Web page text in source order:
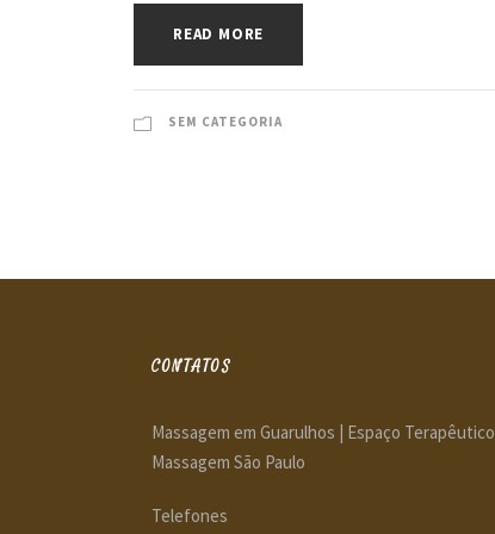
READ MORE
SEM CATEGORIA
CONTATOS
Massagem em Guarulhos | Espaço Terapêutico
Massagem São Paulo
Telefones